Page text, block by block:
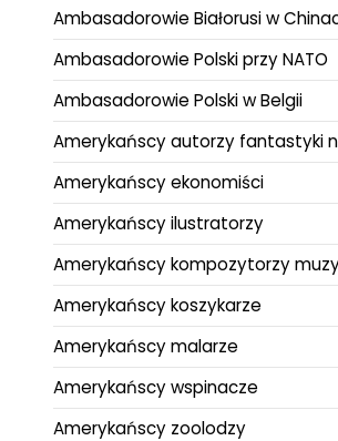
Ambasadorowie Białorusi w
Ambasadorowie Polski przy NATO
Ambasadorowie Polski w Belgii
Amerykańscy autorzy fantastyki
Amerykańscy ekonomiści
Amerykańscy ilustratorzy
Amerykańscy kompozytorzy
Amerykańscy koszykarze
Amerykańscy malarze
Amerykańscy wspinacze
Amerykańscy zoolodzy